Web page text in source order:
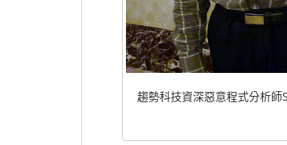
趨勢科技資深惡意程式分析